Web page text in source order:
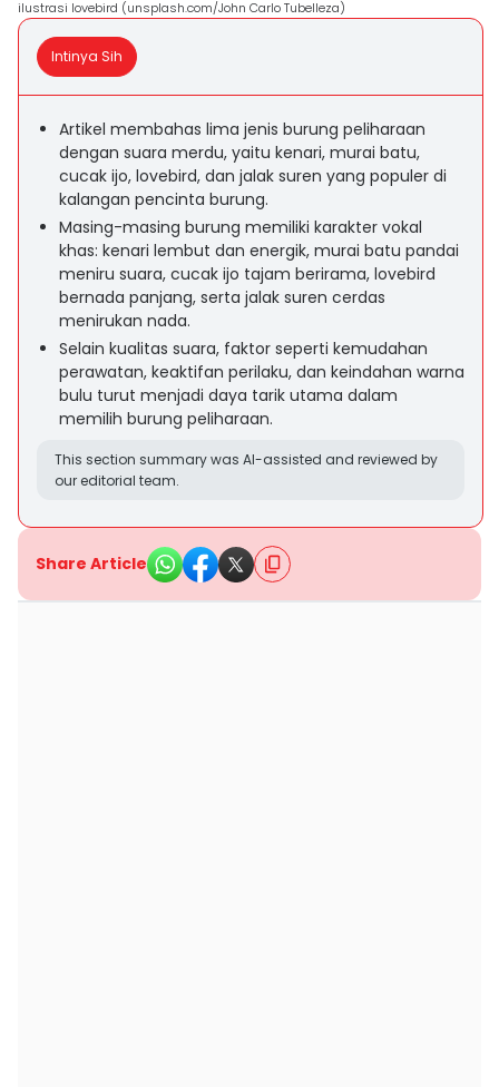
ilustrasi lovebird (unsplash.com/John Carlo Tubelleza)
Intinya Sih
Artikel membahas lima jenis burung peliharaan
dengan suara merdu, yaitu kenari, murai batu,
cucak ijo, lovebird, dan jalak suren yang populer di
kalangan pencinta burung.
Masing-masing burung memiliki karakter vokal
khas: kenari lembut dan energik, murai batu pandai
meniru suara, cucak ijo tajam berirama, lovebird
bernada panjang, serta jalak suren cerdas
menirukan nada.
Selain kualitas suara, faktor seperti kemudahan
perawatan, keaktifan perilaku, dan keindahan warna
bulu turut menjadi daya tarik utama dalam
memilih burung peliharaan.
This section summary was AI-assisted and reviewed by
our editorial team.
Share Article